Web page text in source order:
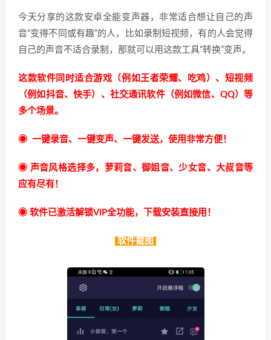
今天分享的这款安卓全能变声器，非常适合想让自己的声
音“变得不同或有趣”的人，比如录制短视频，有的人会觉得
自己的声音不适合录制，那就可以用这款工具“转换”变声。
这款软件同时适合游戏（例如王者荣耀、吃鸡）、短视频
（例如抖音、快手）、社交通讯软件（例如微信、QQ）等
多个场景。
◉ 一键录音、一键变声、一键发送，使用非常方便！
◉ 声音风格选择多，萝莉音、御姐音、少女音、大叔音等
应有尽有！
◉ 软件已激活解锁VIP全功能，下载安装直接用！
软件截图